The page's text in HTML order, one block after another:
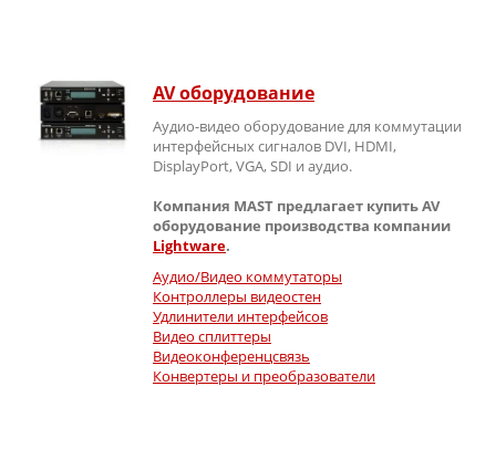
AV оборудование
Аудио-видео оборудование для коммутации
интерфейсных сигналов DVI, HDMI,
DisplayPort, VGA, SDI и аудио.
Компания MAST предлагает купить AV
оборудование производства компании
Lightware.
Аудио/Видео коммутаторы
Контроллеры видеостен
Удлинители интерфейсов
Видео сплиттеры
Видеоконференцсвязь
Конвертеры и преобразователи